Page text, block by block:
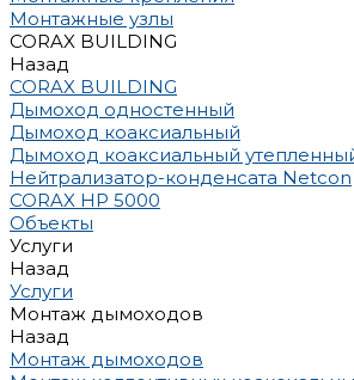
Монтажные узлы
CORAX BUILDING
Назад
CORAX BUILDING
Дымоход одностенный
Дымоход коаксиальный
Дымоход коаксиальный
Нейтрализатор-конденсата Netcon
CORAX HP 5000
Объекты
Услуги
Назад
Услуги
Монтаж дымоходов
Назад
Монтаж дымоходов